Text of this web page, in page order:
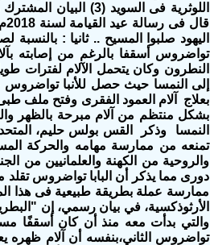
اليهود صلبوا المسيح .. ثانيا :
تواضروس أسقفا بالرغم من إصابته
النطرون وكان يتحمل الآلام لفترات
إلى النمسا حيث حصل للأنبا
بعلاج آلام العمود الفقرى وفتح ملف
بشكل منتظم من آلام مبرحة بالظهر
النمسا وذكر القس بولس حليم،
والروحية من الكهنة والعلمانيين من
دورى مما يذكر أن البابا تواضروس
ممارسة عملة بطريقة طبيعية فى هذا
الأرثوذكسية، في بيان رسمي، إن
والتي بدأت معه منذ أن كان أسقفًا
تواضروس الثاني،بنفسه أن آلام